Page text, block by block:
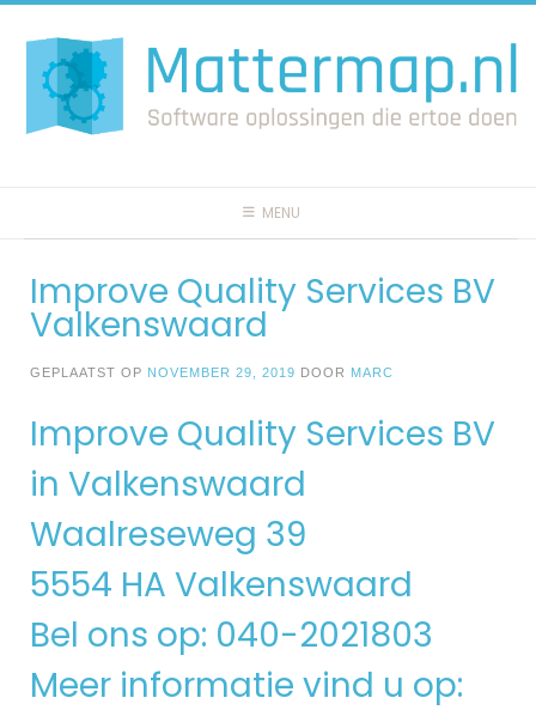
naar
inhoud
MENU
Improve Quality Services BV
Valkenswaard
GEPLAATST OP NOVEMBER 29, 2019 DOOR MARC
Improve Quality Services BV
in Valkenswaard
Waalreseweg 39
5554 HA Valkenswaard
Bel ons op: 040-2021803
Meer informatie vind u op: